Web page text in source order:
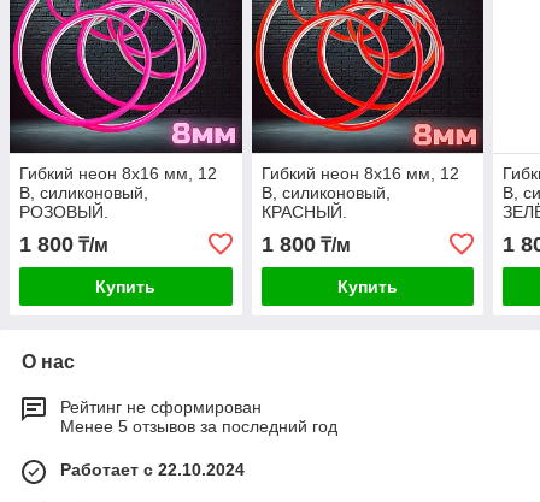
Гибкий неон 8x16 мм, 12
В, силиконовый,
РОЗОВЫЙ.
1 800 ₸/м
Купить
Гибкий неон 8x16 мм, 12
В, силиконовый,
КРАСНЫЙ.
1 800₸/м
Купить
В,
1
О нас
Рейтинг не сформирован
Менее 5 отзывов за последний год
Работает с 22.10.2024